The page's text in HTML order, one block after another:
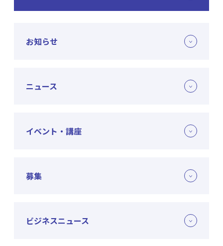
お知らせ
ニュース
イベント・講座
募集
ビジネスニュース